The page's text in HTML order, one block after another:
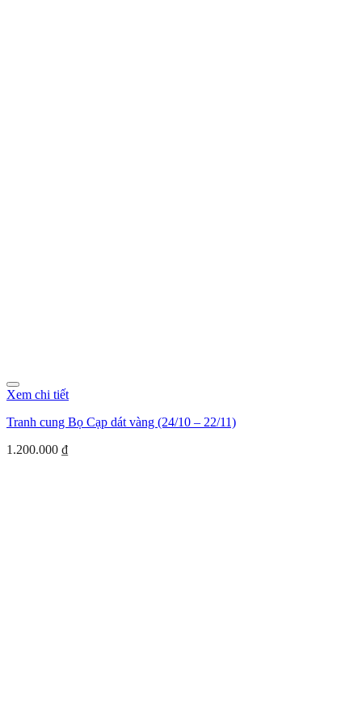
Xem chi tiết
Tranh cung Bọ Cạp dát vàng (24/10 – 22/11)
1.200.000 ₫